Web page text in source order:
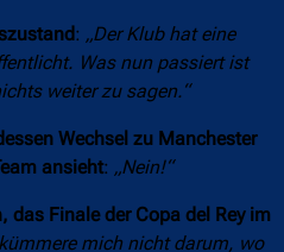
: „Der Klub hat eine
Was nun passiert ist
weiter zu sagen.“
Wechsel zu Manchester
ansieht: „Nein!“
Finale der Copa del Rey im
mich nicht darum, wo